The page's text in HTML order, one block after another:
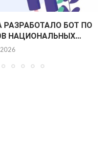
БОТ ПО
НАЦИОНАЛЬНЫХ...